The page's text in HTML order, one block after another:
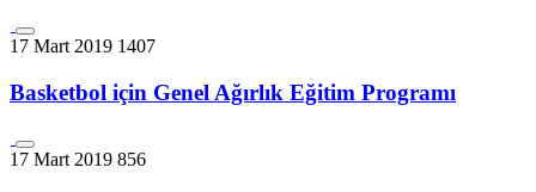
17 Mart 2019 1407
Basketbol için Genel Ağırlık Eğitim Programı
17 Mart 2019 856